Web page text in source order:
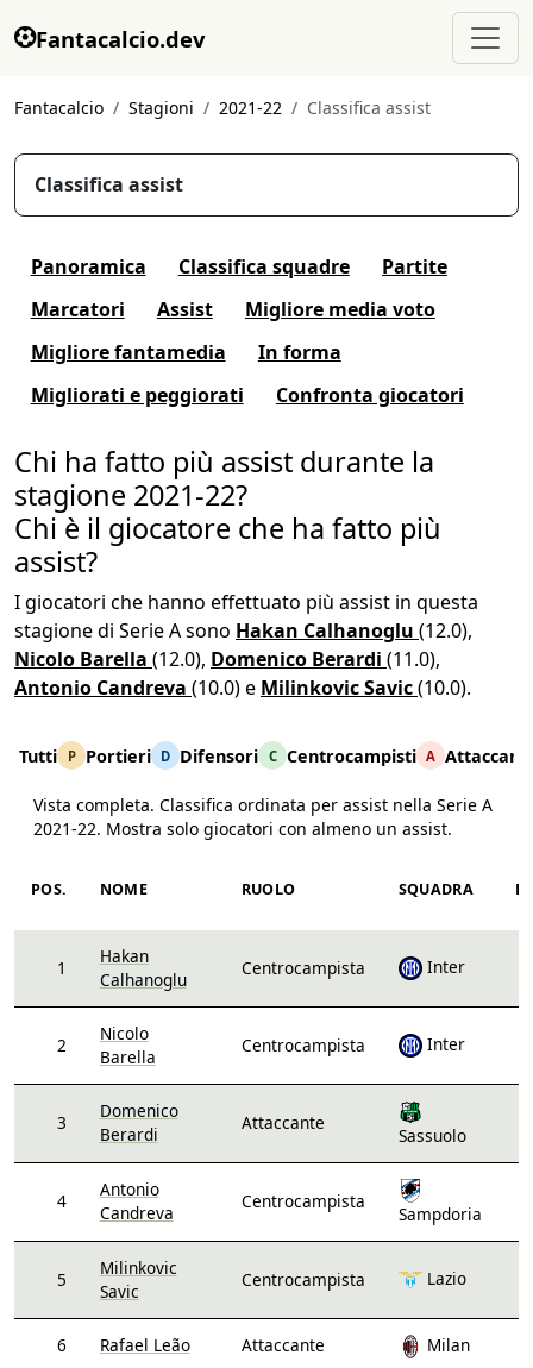
Fantacalcio.dev
Fantacalcio Stagioni 2021-22 Classifica assist
Classifica assist
Panoramica Classifica squadre
Partite
Marcatori
Assist
Migliore media voto
Migliore fantamedia
In forma
Migliorati e peggiorati
Confronta giocatori
Chi ha fatto più assist durante la
stagione 2021-22?
Chi è il giocatore che ha fatto più
assist?
I giocatori che hanno effettuato più assist in questa
stagione di Serie A sono Hakan Calhanoglu (12.0),
Nicolo Barella (12.0), Domenico Berardi (11.0),
Antonio Candreva (10.0) e Milinkovic Savic(10.0).
Tutti P Portieri D Difensori C Centrocampisti A Attaccanti
Vista completa. Classifica ordinata per assist nella Serie A
2021-22. Mostra solo giocatori con almeno un assist.
POS. NOME RUOLO SQUADRA
1
Hakan
Calhanoglu
Centrocampista Inter
2
Nicolo
Barella
Centrocampista Inter
3
Domenico
Berardi
Attaccante
Sassuolo
4
Antonio
Candreva
Centrocampista
Sampdoria
5
Milinkovic
Savic
Centrocampista Lazio
6 Rafael Leão Attaccante Milan